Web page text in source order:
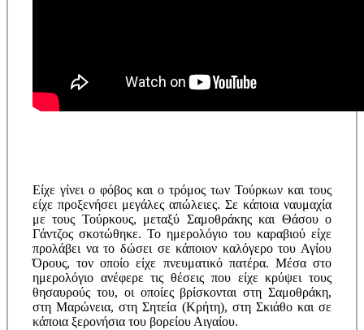
Είχε γίνει ο φόβος και ο τρόμος των Τούρκων και τους
είχε προξενήσει μεγάλες απώλειες. Σε κάποια ναυμαχία
με τους Τούρκους, μεταξύ Σαμοθράκης και Θάσου ο
Γάντζος σκοτώθηκε. Το ημερολόγιο του καραβιού είχε
προλάβει να το δώσει σε κάποιον καλόγερο του Αγίου
Όρους, τον οποίο είχε πνευματικό πατέρα. Μέσα στο
ημερολόγιο ανέφερε τις θέσεις που είχε κρύψει τους
θησαυρούς του, οι οποίες βρίσκονται στη Σαμοθράκη,
στη Μαρώνεια, στη Σητεία (Κρήτη), στη Σκιάθο και σε
κάποια ξερονήσια του βορείου Αιγαίου.